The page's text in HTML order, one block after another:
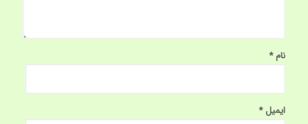
نام*
ایمیل*